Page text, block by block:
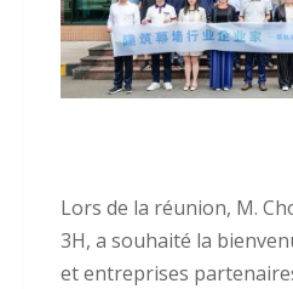
Lors de la réunion, M.
3H, a souhaité la
et entreprises